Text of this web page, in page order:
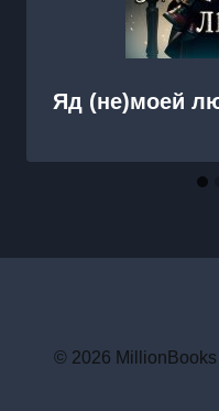
Яд (не)моей
© 2026 MillionBooks